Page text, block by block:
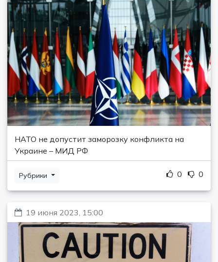
НАТО не допустит заморозку конфликта на
Украине – МИД РФ
Рубрики 0 0
19 июня 2023, 15:00